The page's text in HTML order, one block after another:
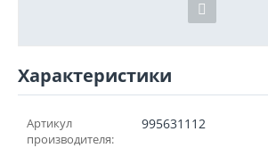
Характеристики
Артикул
производителя:
995631112